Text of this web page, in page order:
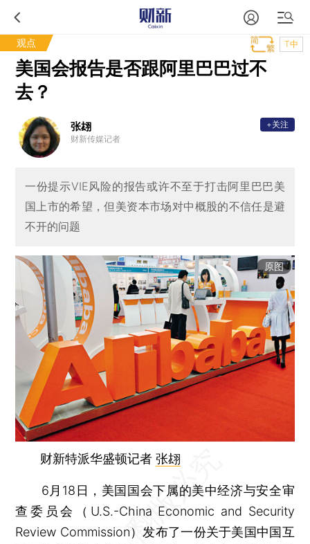
观点 T中
美国会报告是否跟阿里巴巴过不
去？
张翃
财新传媒记者
+关注
一份提示VIE风险的报告或许不至于打击阿里巴巴美
国上市的希望，但美资本市场对中概股的不信任是避
不开的问题
原图
财新特派华盛顿记者张翃
6月18日，美国国会下属的美中经济与安全审
查委员会（U.S.-China Economic and Security
Review Commission）发布了一份关于美国中国互